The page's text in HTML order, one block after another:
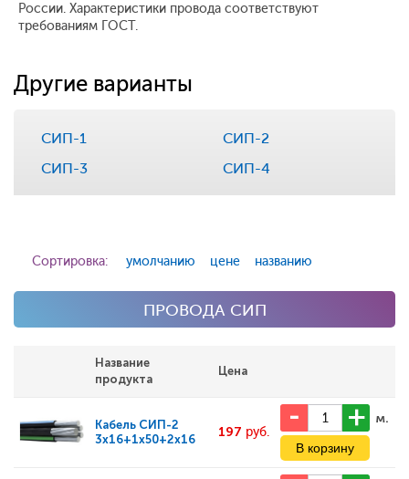
России. Характеристики провода соответствуют
требованиям ГОСТ.
Другие варианты
СИП-1
СИП-2
СИП-3
СИП-4
Сортировка: умолчанию цене названию
ПРОВОДА СИП
Название
продукта
Цена
Кабель СИП-2
3x16+1x50+2x16
197 руб.
м.